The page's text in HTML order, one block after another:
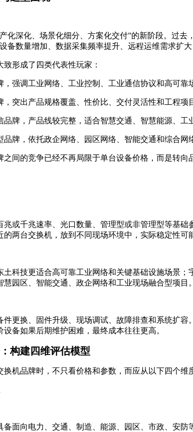
化深化、场景化细分、方案化交付”的新阶段。过
备数量增加、数据采集频率提升、远程运维需求扩
形成了四类代表性玩家：
强调工业网络、工业控制、工业通信协议和高可靠
突出产品规格覆盖、性价比、交付灵活性和工程项
牌，产品线较完整，适合智慧交通、智慧能源、工
牌，依托政企网络、园区网络、智能交通和综合网
间的竞争已经不再局限于单台设备价格，而是转
或千兆速率、光口数量、管理型或非管理型等基
两台交换机，放到不同现场环境中，实际稳定性可
科技更适合高可靠工业网络和关键基础设施场景
园区、智能交通、政企网络和工业现场融合型项
更换、固件升级、现场调试、故障排查和系统扩
备如果后期维护困难，最终成本往往更高。
构建四维评估模型
机品牌时，不只看价格和参数，而应从以下四个维
面向电力、交通、制造、能源、园区、市政、安